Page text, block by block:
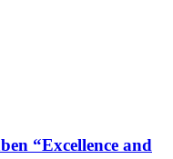
“Excellence and